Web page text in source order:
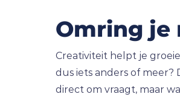
Omring je
Creativiteit helpt je
dus iets anders of meer?
direct om vraagt, maar